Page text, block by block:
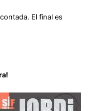
El final es